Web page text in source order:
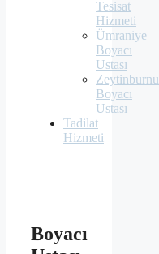
Tesisat
Hizmeti
Ümraniye
Boyacı
Ustası
Zeytinburnu
Boyacı
Ustası
Tadilat
Hizmeti
Boyacı